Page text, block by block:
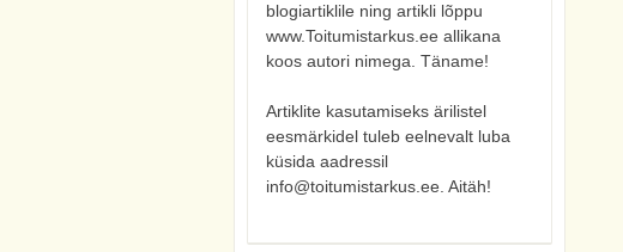
blogiartiklile ning artikli lõppu
www.Toitumistarkus.ee allikana
koos autori nimega. Täname!
Artiklite kasutamiseks ärilistel
eesmärkidel tuleb eelnevalt luba
küsida aadressil
info@toitumistarkus.ee. Aitäh!